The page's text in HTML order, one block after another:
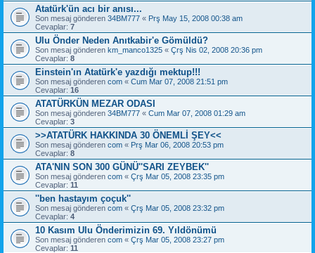
Atatürk'ün acı bir anısı...
Son mesaj gönderen 34BM777 « Prş May 15, 2008 00:38 am
Cevaplar: 7
Ulu Önder Neden Anıtkabir'e Gömüldü?
Son mesaj gönderen km_manco1325 « Çrş Nis 02, 2008 20:36 pm
Cevaplar: 8
Einstein'ın Atatürk'e yazdığı mektup!!!
Son mesaj gönderen com « Cum Mar 07, 2008 21:51 pm
Cevaplar: 16
ATATÜRKÜN MEZAR ODASI
Son mesaj gönderen 34BM777 « Cum Mar 07, 2008 01:29 am
Cevaplar: 3
>>ATATÜRK HAKKINDA 30 ÖNEMLİ ŞEY<<
Son mesaj gönderen com « Prş Mar 06, 2008 20:53 pm
Cevaplar: 8
ATA'NIN SON 300 GÜNÜ''SARI ZEYBEK''
Son mesaj gönderen com « Çrş Mar 05, 2008 23:35 pm
Cevaplar: 11
''ben hastayım çoçuk''
Son mesaj gönderen com « Çrş Mar 05, 2008 23:32 pm
Cevaplar: 4
10 Kasım Ulu Önderimizin 69. Yıldönümü
Son mesaj gönderen com « Çrş Mar 05, 2008 23:27 pm
Cevaplar: 11